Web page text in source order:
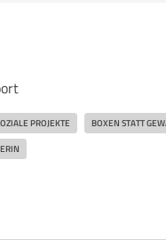
PROJEKTE BOXEN STATT